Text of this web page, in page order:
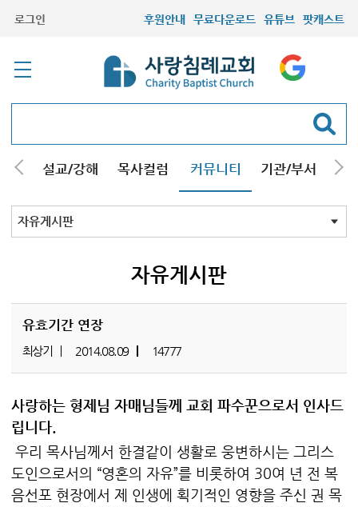
로그인 후원안내 무료다운로드 유튜브 팟캐스트
내 설교/강해 목사컬럼 커뮤니티 기관/부서 선
최근등록자료
자유게시판
자유게시판
유효기간 연장
최상기 2014.08.09 14777
사랑하는 형제님 자매님들께 교회 파수꾼으로서 인사드
립니다.
우리 목사님께서 한결같이 생활로 웅변하시는 그리스
도인으로서의 “영혼의 자유”를 비롯하여 30여 년 전 복
음선포 현장에서 제 인생에 획기적인 영향을 주신 권 목